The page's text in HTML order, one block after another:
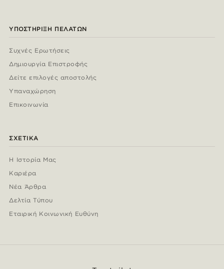
ΥΠΟΣΤΉΡΙΞΗ ΠΕΛΑΤΏΝ
Συχνές Ερωτήσεις
Δημιουργία Επιστροφής
Δείτε επιλογές αποστολής
Υπαναχώρηση
Επικοινωνία
ΣΧΕΤΙΚΆ
Η Ιστορία Μας
Καριέρα
Νέα Άρθρα
Δελτία Τύπου
Εταιρική Κοινωνική Ευθύνη